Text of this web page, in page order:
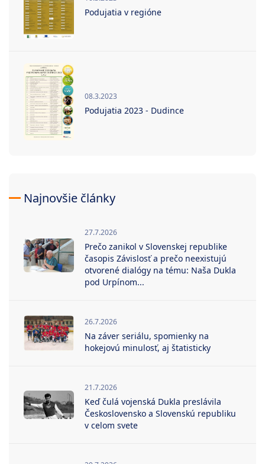
Podujatia v regióne
08.3.2023
Podujatia 2023 - Dudince
Najnovšie články
27.7.2026
Prečo zanikol v Slovenskej republike
časopis Závislosť a prečo neexistujú
otvorené dialógy na tému: Naša Dukla
pod Urpínom...
26.7.2026
Na záver seriálu, spomienky na
hokejovú minulosť, aj štatisticky
21.7.2026
Keď čulá vojenská Dukla preslávila
Československo a Slovenskú republiku
v celom svete